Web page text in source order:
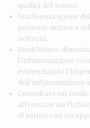
qualità del sonno.
Una buona igiene
possono aiutare a
notturni.
Studi hanno
l’infiammazione
evidenziando
dell’infiammazione
Consultare un
affrontare sia
di sonno con un